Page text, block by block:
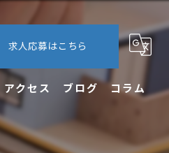
求人応募はこちら
アクセス ブログ コラム